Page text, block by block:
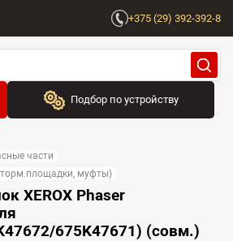
+375 (29) 392-392-8
Подбор по устройству
Выберите бренд
Устройство:
части
муфты)
XEROX Phaser
675K47671) (совм.)